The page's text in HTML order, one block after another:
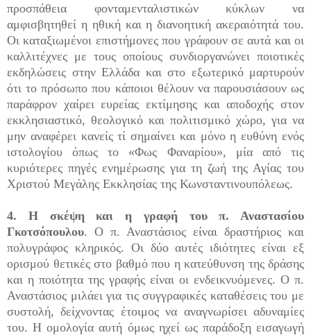
προσπάθεια φονταμενταλιστικών κύκλων να
αμφισβητηθεί η ηθική και η διανοητική ακεραιότητά του.
Οι καταξιωμένοι επιστήμονες που γράφουν σε αυτά και οι
καλλιτέχνες με τους οποίους συνδιοργανώνει ποιοτικές
εκδηλώσεις στην Ελλάδα και στο εξωτερικό μαρτυρούν
ότι το πρόσωπο που κάποιοι θέλουν να παρουσιάσουν ως
παράφρον χαίρει ευρείας εκτίμησης και αποδοχής στον
εκκλησιαστικό, θεολογικό και πολιτισμικό χώρο, για να
μην αναφέρει κανείς τί σημαίνει και μόνο η ευθύνη ενός
ιστολογίου όπως το «Φως Φαναρίου», μία από τις
κυριότερες πηγές ενημέρωσης για τη ζωή της Αγίας του
Χριστού Μεγάλης Εκκλησίας της Κωνσταντινουπόλεως.
4. Η σκέψη και η γραφή του π. Αναστασίου
Γκοτσόπουλου. Ο π. Αναστάσιος είναι δραστήριος και
πολυγράφος κληρικός. Οι δύο αυτές ιδιότητες είναι εξ
ορισμού θετικές στο βαθμό που η κατεύθυνση της δράσης
και η ποιότητα της γραφής είναι οι ενδεικνυόμενες. Ο π.
Αναστάσιος μιλάει για τις συγγραφικές καταθέσεις του με
συστολή, δείχνοντας έτοιμος να αναγνωρίσει αδυναμίες
του. Η ομολογία αυτή όμως ηχεί ως παράδοξη εισαγωγή